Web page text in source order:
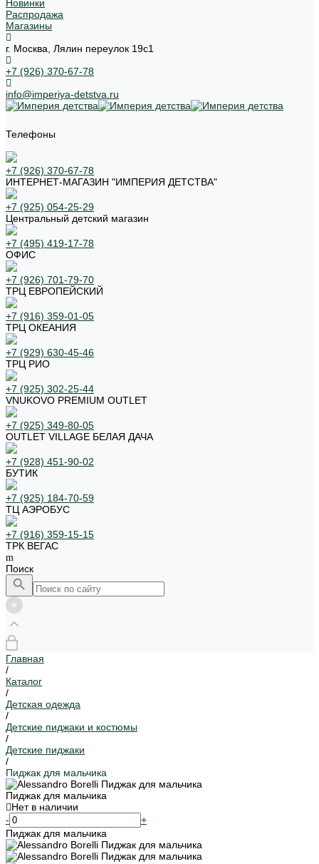
Новинки
Распродажа
Магазины
г. Москва, Лялин переулок 19с1
+7 (926) 370-67-78
info@imperiya-detstva.ru
Телефоны
+7 (926) 370-67-78
ИНТЕРНЕТ-МАГАЗИН "ИМПЕРИЯ ДЕТСТВА"
+7 (925) 054-25-29
Центральный детский магазин
+7 (495) 419-17-78
ОФИС
+7 (926) 701-79-70
ТРЦ ЕВРОПЕЙСКИЙ
+7 (916) 359-01-05
ТРЦ ОКЕАНИЯ
+7 (929) 630-45-46
ТРЦ РИО
+7 (925) 302-25-44
VNUKOVO PREMIUM OUTLET
+7 (925) 349-80-05
OUTLET VILLAGE БЕЛАЯ ДАЧА
+7 (928) 451-90-02
БУТИК
+7 (925) 184-70-59
ТЦ АЭРОБУС
+7 (916) 359-15-15
ТРК ВЕГАС
Поиск
Главная
/
Каталог
/
Детская одежда
/
Детские пиджаки и костюмы
/
Детские пиджаки
/
Пиджак для мальчика
Пиджак для мальчика
Нет в наличии
-
+
Пиджак для мальчика